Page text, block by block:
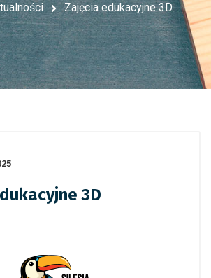
Zajęcia edukacyjne 3D
3D